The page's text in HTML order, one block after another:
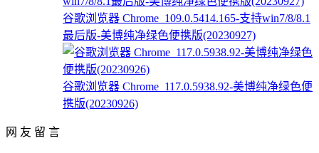
谷歌浏览器 Chrome_109.0.5414.165-支持win7/8/8.1
最后版-美博纯净绿色便携版(20230927)
谷歌浏览器 Chrome_117.0.5938.92-美博纯净绿色便
携版(20230926)
网 友 留 言